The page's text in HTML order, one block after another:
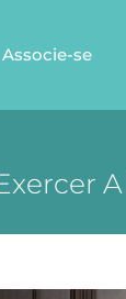
Associe-se